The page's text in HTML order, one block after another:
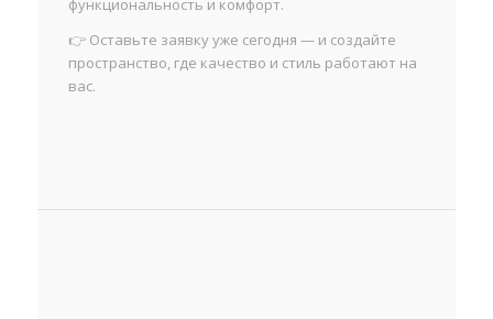
👉 Оставьте заявку уже сегодня — и создайте
пространство, где качество и стиль работают на
вас.